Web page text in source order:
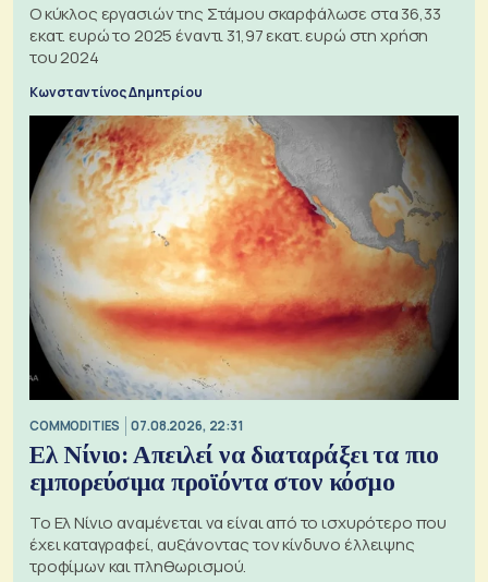
Ο κύκλος εργασιών της Στάμου σκαρφάλωσε στα 36,33
εκατ. ευρώ το 2025 έναντι 31,97 εκατ. ευρώ στη χρήση
του 2024
Κωνσταντίνος Δημητρίου
COMMODITIES 07.08.2026, 22:31
Ελ Νίνιο: Απειλεί να διαταράξει τα πιο
εμπορεύσιμα προϊόντα στον κόσμο
Το Ελ Νίνιο αναμένεται να είναι από το ισχυρότερο που
έχει καταγραφεί, αυξάνοντας τον κίνδυνο έλλειψης
τροφίμων και πληθωρισμού.